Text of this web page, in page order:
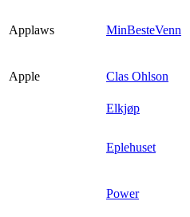
Applaws MinBesteVenn
Apple
Clas Ohlson
Elkjøp
Eplehuset
Power